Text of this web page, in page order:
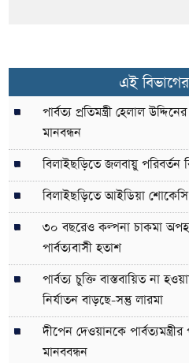
এই
পার্বত্য প্রতিমন্ত্রী হেলাল
মানবন্ধন
বিলাইছড়িতে জলবায়ু পরিবর্তন
বিলাইছড়িতে আইডিয়া
৩০ বছরেও কল্পনা চাকমা
পার্বত্যবাসী হতাশ
পার্বত্য চুক্তি বাস্তবায়িত না
নির্যাতন বাড়ছে-সন্তু লারমা
দীপেন দেওয়ানকে
মানববন্ধন